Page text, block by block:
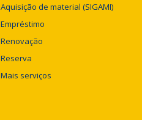
Aquisição de material (SIGAMI)
Empréstimo
Renovação
Reserva
Mais serviços